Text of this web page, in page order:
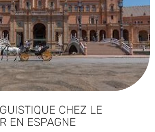
CHEZ LE
EN ESPAGNE